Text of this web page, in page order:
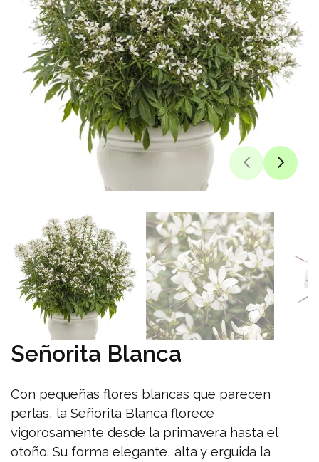
Señorita Blanca
Con pequeñas flores blancas que parecen
perlas, la Señorita Blanca florece
vigorosamente desde la primavera hasta el
otoño. Su forma elegante, alta y erguida la